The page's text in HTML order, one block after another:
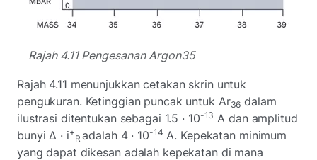
Rajah 4.11 Pengesanan Argon35
Rajah 4.11 menunjukkan cetakan skrin untuk
pengukuran. Ketinggian puncak untuk Ar36 dalam
ilustrasi ditentukan sebagai 1.5 · 10-13 A dan amplitud
bunyi Δ · i+
Radalah 4 · 10-14 A. Kepekatan minimum
yang dapat dikesan adalah kepekatan di mana